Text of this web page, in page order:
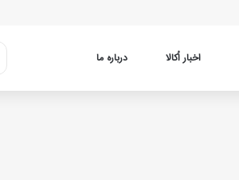
اخبار اُکالا درباره ما